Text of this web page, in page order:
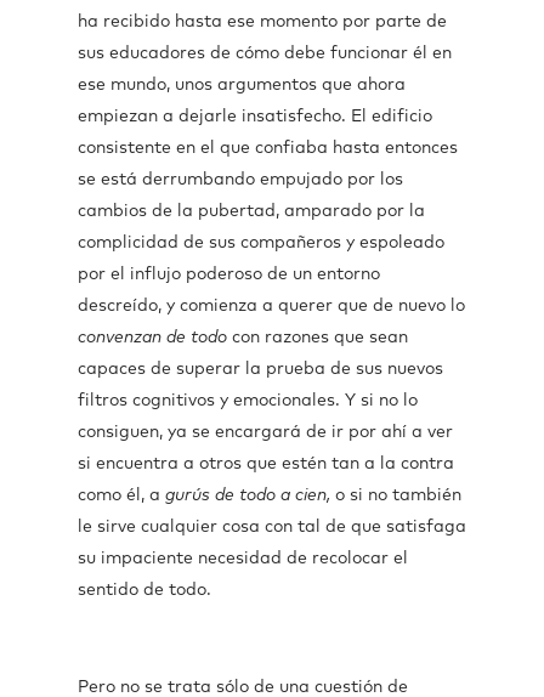
ha recibido hasta ese momento por parte de
sus educadores de cómo debe funcionar él en
ese mundo, unos argumentos que ahora
empiezan a dejarle insatisfecho. El edificio
consistente en el que confiaba hasta entonces
se está derrumbando empujado por los
cambios de la pubertad, amparado por la
complicidad de sus compañeros y espoleado
por el influjo poderoso de un entorno
descreído, y comienza a querer que de nuevo lo
convenzan de todo con razones que sean
capaces de superar la prueba de sus nuevos
filtros cognitivos y emocionales. Y si no lo
consiguen, ya se encargará de ir por ahí a ver
si encuentra a otros que estén tan a la contra
como él, a gurús de todo a cien, o si no también
le sirve cualquier cosa con tal de que satisfaga
su impaciente necesidad de recolocar el
sentido de todo.
Pero no se trata sólo de una cuestión de